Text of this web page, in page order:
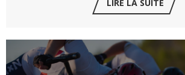
LIRE LA SUITE